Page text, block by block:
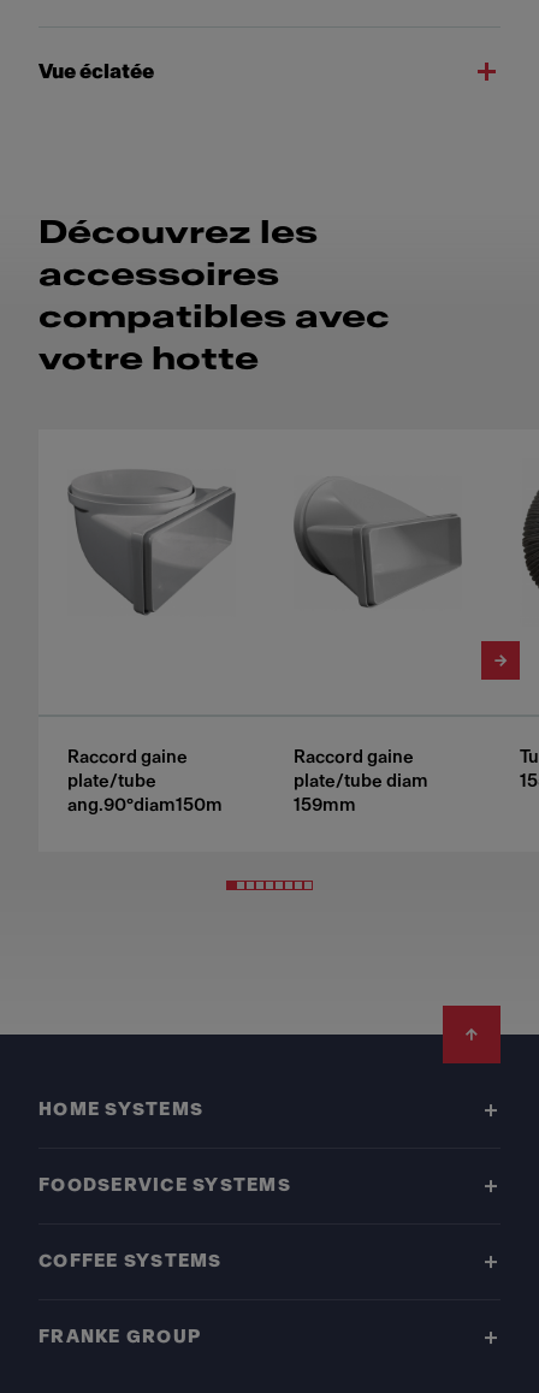
Vue éclatée
Découvrez les
accessoires
compatibles avec
votre hotte
Raccord gaine
plate/tube
ang.90°diam150m
Raccord gaine
plate/tube diam
159mm
HOME SYSTEMS
FOODSERVICE SYSTEMS
COFFEE SYSTEMS
FRANKE GROUP